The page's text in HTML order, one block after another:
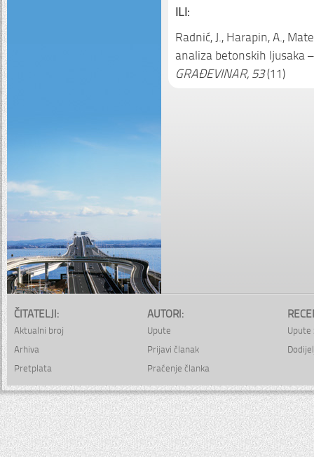
ILI:
Radnić, J., Harapin, A.,
analiza betonskih ljusaka
GRAĐEVINAR, 53(11)
ČITATELJI:
Aktualni broj
Arhiva
Pretplata
AUTORI:
Upute
Prijavi članak
Praćenje članka
Upute